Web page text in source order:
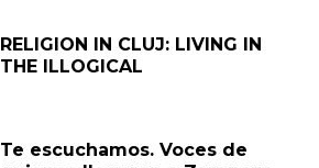
RELIGION IN CLUJ: LIVING IN
THE ILLOGICAL
Te escuchamos. Voces de